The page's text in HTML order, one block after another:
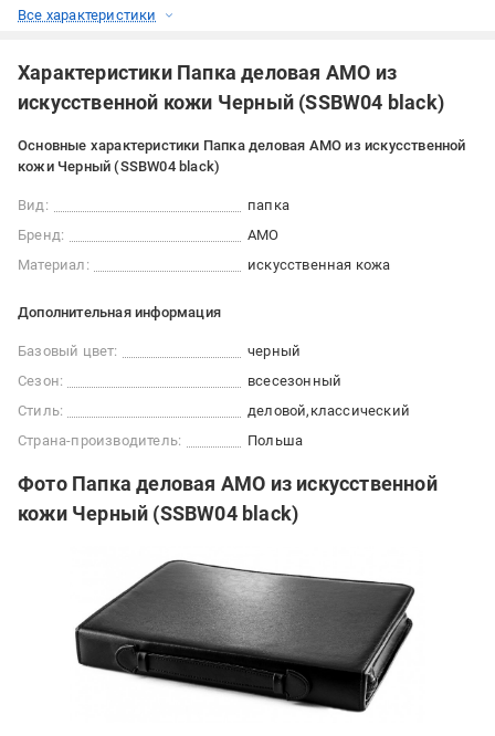
Все характеристики
Характеристики Папка деловая AMO из
искусственной кожи Черный (SSBW04 black)
Основные характеристики Папка деловая AMO из искусственной
кожи Черный (SSBW04 black)
Вид:
папка
Бренд:
AMO
Материал:
искусственная кожа
Дополнительная информация
Базовый цвет:
черный
Сезон:
всесезонный
Стиль:
деловой классический
Страна-производитель:
Польша
Фото Папка деловая AMO из искусственной
кожи Черный (SSBW04 black)